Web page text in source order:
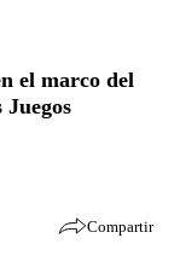
el marco del
Compartir